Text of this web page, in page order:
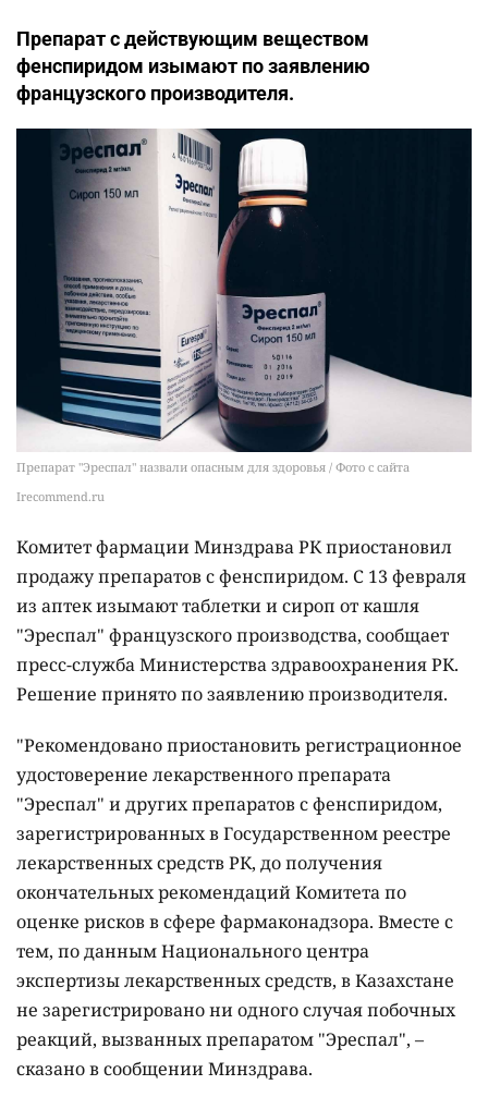
Препарат с действующим веществом
фенспиридом изымают по заявлению
французского производителя.
Препарат "Эреспал" назвали опасным для здоровья / Фото с сайта
Irecommend.ru
Комитет фармации Минздрава РК приостановил
продажу препаратов с фенспиридом. С 13 февраля
из аптек изымают таблетки и сироп от кашля
"Эреспал" французского производства, сообщает
пресс-служба Министерства здравоохранения РК.
Решение принято по заявлению производителя.
"Рекомендовано приостановить регистрационное
удостоверение лекарственного препарата
"Эреспал" и других препаратов с фенспиридом,
зарегистрированных в Государственном реестре
лекарственных средств РК, до получения
окончательных рекомендаций Комитета по
оценке рисков в сфере фармаконадзора. Вместе с
тем, по данным Национального центра
экспертизы лекарственных средств, в Казахстане
не зарегистрировано ни одного случая побочных
реакций, вызванных препаратом "Эреспал", –
сказано в сообщении Минздрава.